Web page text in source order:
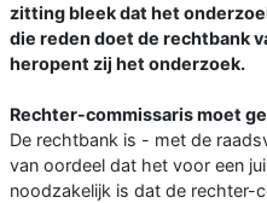
zitting bleek dat het
die reden doet de rechtbank
heropent zij het onderzoek.
Rechter-commissaris moet
De rechtbank is - met de
van oordeel dat het voor een
noodzakelijk is dat de rechter-